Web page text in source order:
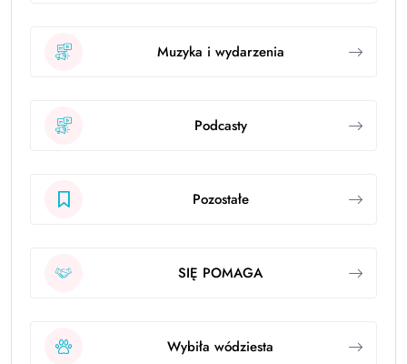
Muzyka i wydarzenia
Podcasty
Pozostałe
SIĘ POMAGA
Wybiła wódziesta